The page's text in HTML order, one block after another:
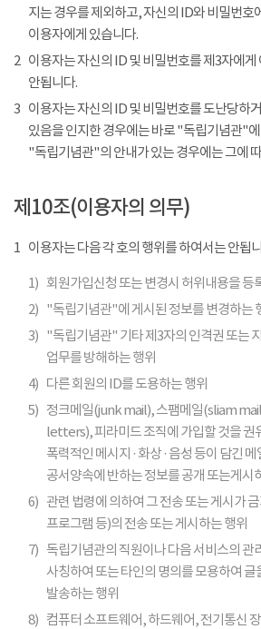
지는 경우를 제외하고, 자신의 ID와 비밀번호
이용자에게 있습니다.
2 이용자는 자신의 ID 및 비밀번호를 제3자에게
안됩니다.
3 이용자는 자신의 ID 및 비밀번호를 도난당하
있음을 인지한 경우에는 바로 "독립기념관"
"독립기념관"의 안내가 있는 경우에는 그에
제10조(이용자의 의무)
1 이용자는 다음 각 호의 행위를 하여서는 안됩
1) 회원가입신청 또는 변경시 허위내용을 등
2) "독립기념관"에 게시된 정보를 변경하는
3) "독립기념관" 기타 제3자의 인격권 또는
업무를 방해하는 행위
4) 다른 회원의 ID를 도용하는 행위
5) 정크메일(junk mail), 스팸메일(sliam
letters), 피라미드 조직에 가입할 것을 권
폭력적인 메시지 · 화상 · 음성 등이 담긴
공서양속에 반하는 정보를 공개 또는게시
6) 관련 법령에 의하여 그 전송 또는 게시가
프로그램 등)의 전송 또는 게시하는 행위
7) 독립기념관의 직원이나 다음 서비스의 관
사칭하여 또는 타인의 명의를 모용하여
발송하는 행위
8) 컴퓨터 소프트웨어, 하드웨어, 전기통신